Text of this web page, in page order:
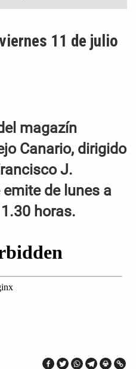
11 de julio
magazín
Canario, dirigido
J.
emite de lunes a
horas.